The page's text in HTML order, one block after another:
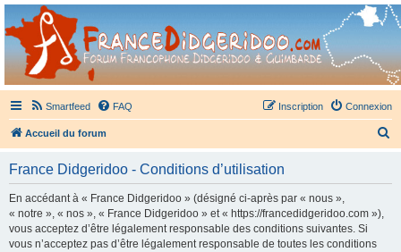
France Didgeridoo
Didgeridoo et Guimbarde sur France Didgeridoo - retrouvez la communauté.
Smartfeed FAQ Connexion
Inscription
Accueil du forum
France Didgeridoo - Conditions d’utilisation
En accédant à « France Didgeridoo » (désigné ci-après par « nous »,
« notre », « nos », « France Didgeridoo » et « https://francedidgeridoo.com »),
vous acceptez d’être légalement responsable des conditions suivantes. Si
vous n’acceptez pas d’être légalement responsable de toutes les conditions